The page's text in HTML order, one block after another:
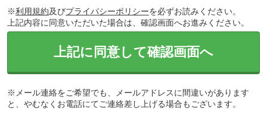
※利用規約及びプライバシーポリシーを必ずお読みください。
上記内容に同意いただいた場合は、確認画面へお進みください。
上記に同意して確認画面へ
※メール連絡をご希望でも、メールアドレスに間違いがあります
と、やむなくお電話にてご連絡差し上げる場合もございます。